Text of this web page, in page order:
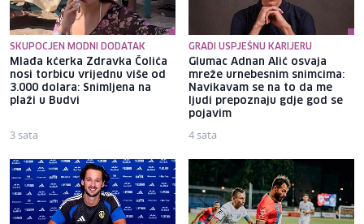
SKUPOCJEN MODNI DODATAK
Mlađa kćerka Zdravka Čolića
nosi torbicu vrijednu više od
3.000 dolara: Snimljena na
plaži u Budvi
3 sata
GRADI USPJEŠNU KARIJERU
Glumac Adnan Alić osvaja
mreže urnebesnim snimcima:
Navikavam se na to da me
ljudi prepoznaju gdje god se
pojavim
4 sata